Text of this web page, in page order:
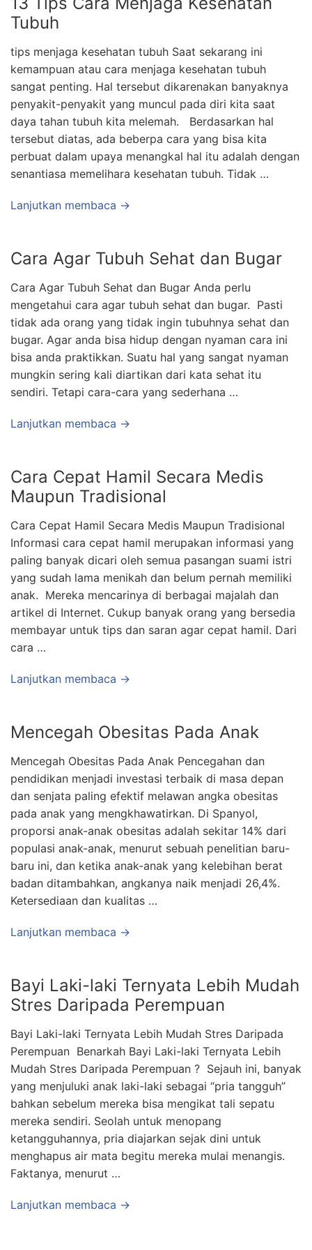
Tubuh
tips menjaga kesehatan tubuh Saat sekarang ini
kemampuan atau cara menjaga kesehatan tubuh
sangat penting. Hal tersebut dikarenakan banyaknya
penyakit-penyakit yang muncul pada diri kita saat
daya tahan tubuh kita melemah. Berdasarkan hal
tersebut diatas, ada beberpa cara yang bisa kita
perbuat dalam upaya menangkal hal itu adalah dengan
senantiasa memelihara kesehatan tubuh. Tidak …
Lanjutkan membaca →
Cara Agar Tubuh Sehat dan Bugar
Cara Agar Tubuh Sehat dan Bugar Anda perlu
mengetahui cara agar tubuh sehat dan bugar. Pasti
tidak ada orang yang tidak ingin tubuhnya sehat dan
bugar. Agar anda bisa hidup dengan nyaman cara ini
bisa anda praktikkan. Suatu hal yang sangat nyaman
mungkin sering kali diartikan dari kata sehat itu
sendiri. Tetapi cara-cara yang sederhana …
Lanjutkan membaca →
Cara Cepat Hamil Secara Medis
Maupun Tradisional
Cara Cepat Hamil Secara Medis Maupun Tradisional
Informasi cara cepat hamil merupakan informasi yang
paling banyak dicari oleh semua pasangan suami istri
yang sudah lama menikah dan belum pernah memiliki
anak. Mereka mencarinya di berbagai majalah dan
artikel di Internet. Cukup banyak orang yang bersedia
membayar untuk tips dan saran agar cepat hamil. Dari
cara …
Lanjutkan membaca →
Mencegah Obesitas Pada Anak
Mencegah Obesitas Pada Anak Pencegahan dan
pendidikan menjadi investasi terbaik di masa depan
dan senjata paling efektif melawan angka obesitas
pada anak yang mengkhawatirkan. Di Spanyol,
proporsi anak-anak obesitas adalah sekitar 14% dari
populasi anak-anak, menurut sebuah penelitian baru-
baru ini, dan ketika anak-anak yang kelebihan berat
badan ditambahkan, angkanya naik menjadi 26,4%.
Ketersediaan dan kualitas …
Lanjutkan membaca →
Bayi Laki-laki Ternyata Lebih Mudah
Stres Daripada Perempuan
Bayi Laki-laki Ternyata Lebih Mudah Stres Daripada
Perempuan Benarkah Bayi Laki-laki Ternyata Lebih
Mudah Stres Daripada Perempuan ? Sejauh ini, banyak
yang menjuluki anak laki-laki sebagai “pria tangguh”
bahkan sebelum mereka bisa mengikat tali sepatu
mereka sendiri. Seolah untuk menopang
ketangguhannya, pria diajarkan sejak dini untuk
menghapus air mata begitu mereka mulai menangis.
Faktanya, menurut …
Lanjutkan membaca →